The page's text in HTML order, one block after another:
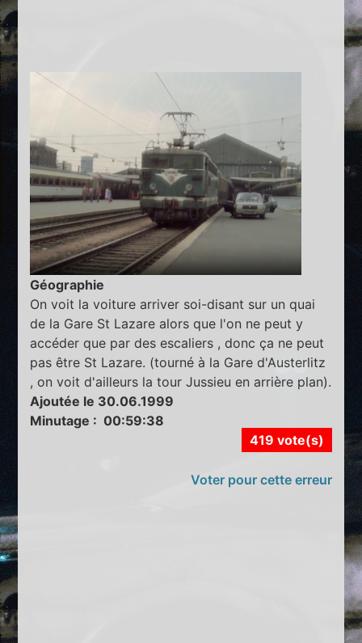
Géographie
On voit la voiture arriver soi-disant sur un quai
de la Gare St Lazare alors que l'on ne peut y
accéder que par des escaliers , donc ça ne peut
pas être St Lazare. (tourné à la Gare d'Austerlitz
, on voit d'ailleurs la tour Jussieu en arrière plan).
Ajoutée le 30.06.1999
Minutage : 00:59:38
419 vote(s)
Voter pour cette erreur